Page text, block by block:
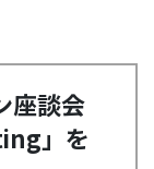
座談会
」を